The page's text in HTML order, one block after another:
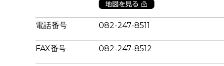
電話番号 082-247-8511
FAX番号 082-247-8512